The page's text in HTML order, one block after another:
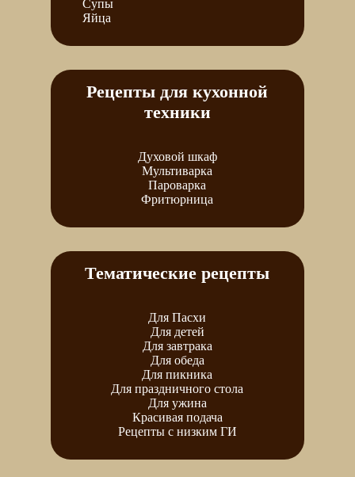
Супы
Яйца
Рецепты для кухонной
техники
Духовой шкаф
Мультиварка
Пароварка
Фритюрница
Тематические рецепты
Для Пасхи
Для детей
Для завтрака
Для обеда
Для пикника
Для праздничного стола
Для ужина
Красивая подача
Рецепты с низким ГИ